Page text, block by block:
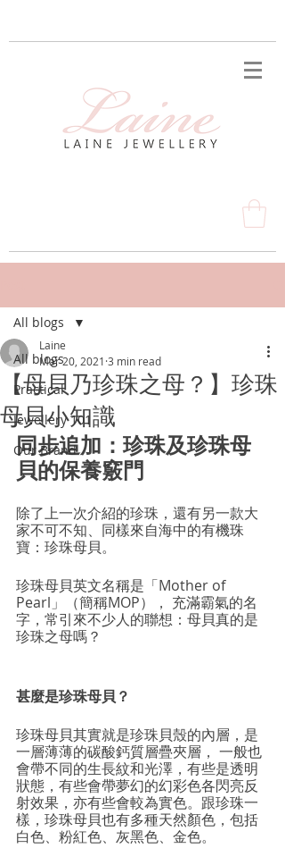
All blogs
Practical
Jewellery 101
Our Brand
All blogs
【母貝乃珍珠之母？】珍珠
母貝小知識
Laine
Mar 20, 2021 3 min read
同步追加： 珍珠及珍珠母
貝的保養竅門
除了上一次介紹的珍珠，還有另一款大
家不可不知、同樣來自海中的有機珠
寶：珍珠母貝。
珍珠母貝英文名稱是「Mother of
Pearl」（簡稱MOP）， 充滿霸氣的名
字，常引來不少人的聯想：母貝真的是
珍珠之母嗎？
甚麼是珍珠母貝？
珍珠母貝其實就是珍珠貝殼的內層，是
一層薄薄的碳酸鈣質層疊夾層， 一般也
會帶不同的生長紋和光澤，有些是透明
狀態，有些會帶夢幻的幻彩色各閃亮反
射效果，亦有些會較為實色。跟珍珠一
樣，珍珠母貝也有多種天然顏色，包括
白色、粉紅色、灰黑色、金色。